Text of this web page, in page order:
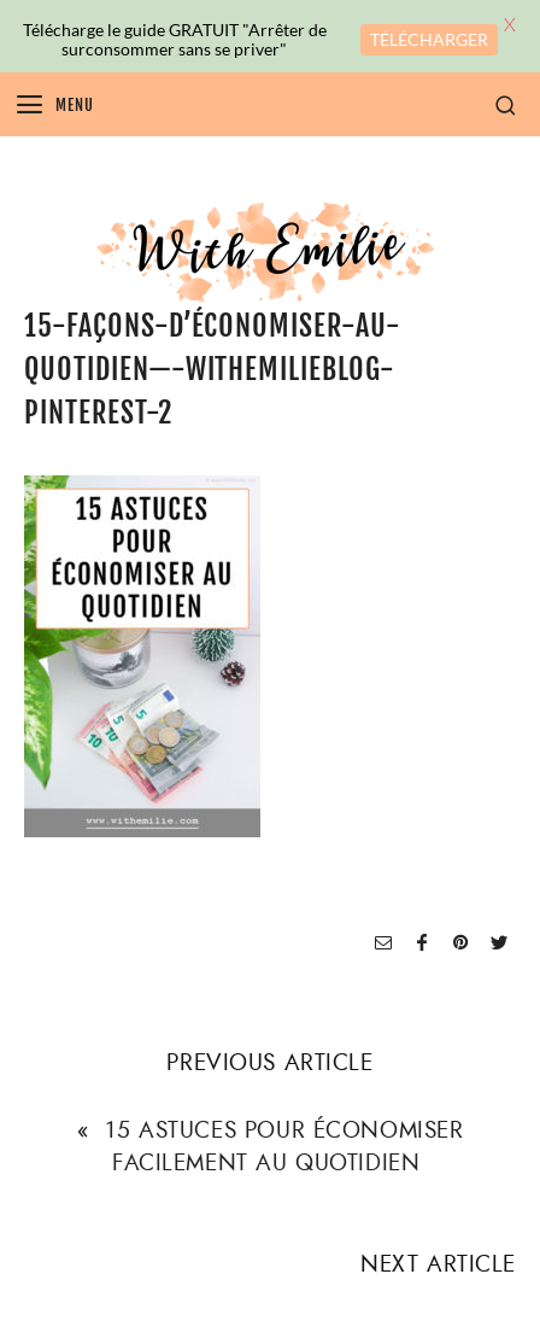
MENU
15-FAÇONS-D’ÉCONOMISER-AU-
QUOTIDIEN—-WITHEMILIEBLOG-
PINTEREST-2
PREVIOUS ARTICLE
« 15 ASTUCES POUR ÉCONOMISER
FACILEMENT AU QUOTIDIEN
NEXT ARTICLE
Télécharge le guide GRATUIT "Arrêter de
surconsommer sans se priver"
TÉLÉCHARGER
X